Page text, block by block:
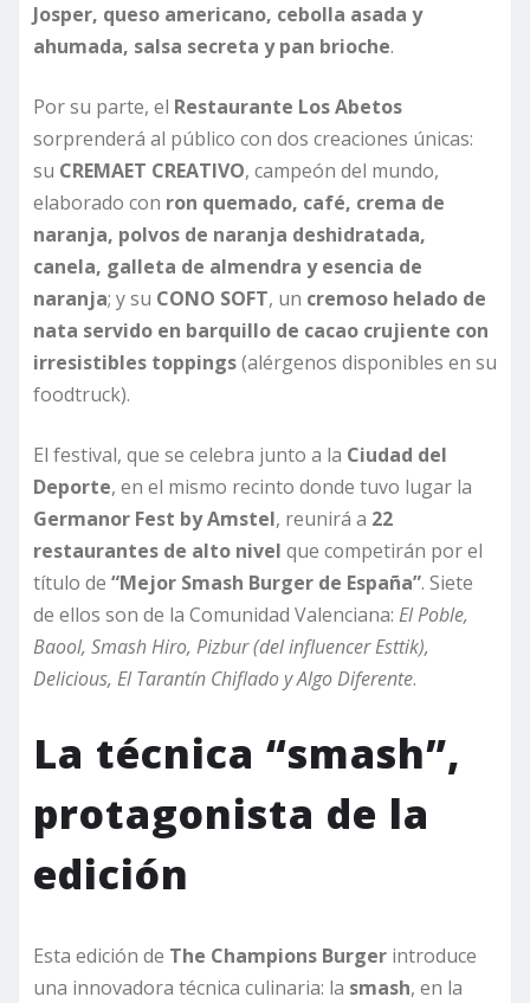
Josper, queso americano, cebolla asada y
ahumada, salsa secreta y pan brioche.
Por su parte, el Restaurante Los Abetos
sorprenderá al público con dos creaciones únicas:
su CREMAET CREATIVO, campeón del mundo,
elaborado con ron quemado, café, crema de
naranja, polvos de naranja deshidratada,
canela, galleta de almendra y esencia de
naranja; y su CONO SOFT, un cremoso helado de
nata servido en barquillo de cacao crujiente con
irresistibles toppings(alérgenos disponibles en su
foodtruck).
El festival, que se celebra junto a la Ciudad del
Deporte, en el mismo recinto donde tuvo lugar la
Germanor Fest by Amstel, reunirá a 22
restaurantes de alto nivel que competirán por el
título de “Mejor Smash Burger de España”. Siete
de ellos son de la Comunidad Valenciana: El Poble,
Baool, Smash Hiro, Pizbur (del influencer Esttik),
Delicious, El Tarantín Chiflado y Algo Diferente.
La técnica “smash”,
protagonista de la
edición
Esta edición de The Champions Burger introduce
una innovadora técnica culinaria: la smash, en la